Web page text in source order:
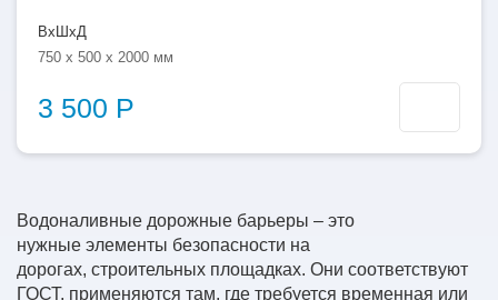
ВхШхД
750 x 500 x 2000 мм
3 500 Р
Водоналивные дорожные барьеры – это
нужные элементы безопасности на
дорогах, строительных площадках. Они соответствуют
ГОСТ, применяются там, где требуется временная или